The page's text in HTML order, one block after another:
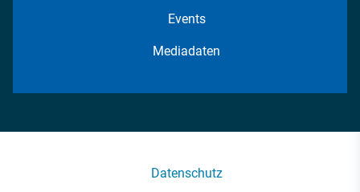
Events
Mediadaten
Datenschutz